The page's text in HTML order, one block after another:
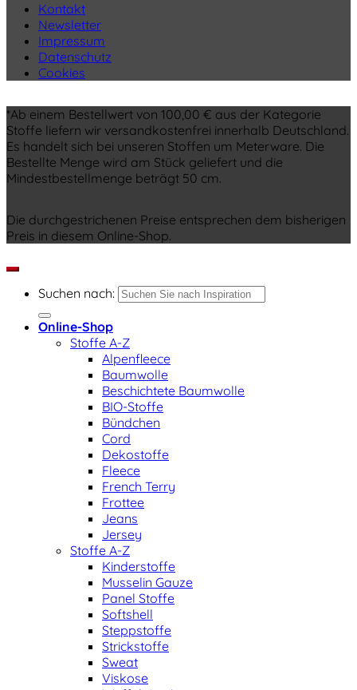
Kontakt
Newsletter
Impressum
Datenschutz
Cookies
*Ab einem Bestellwert von 100,00 € aus der Kategorie
Stoffe liefern wir versandkostenfrei innerhalb Deutschland.
Es handelt sich bei unseren Stoffen um Meterware. Die
Bestellte Menge wird am Stück geliefert und die
Mindestbestellmenge beträgt 50 cm.
Die durchgestrichenen Preise entsprechen dem bisherigen
Preis in diesem Online-Shop.
Suchen nach:
Online-Shop
Stoffe A-Z
Alpenfleece
Baumwolle
Beschichtete Baumwolle
BIO-Stoffe
Bündchen
Cord
Dekostoffe
Fleece
French Terry
Frottee
Jeans
Jersey
Stoffe A-Z
Kinderstoffe
Musselin Gauze
Panel Stoffe
Softshell
Steppstoffe
Strickstoffe
Sweat
Viskose